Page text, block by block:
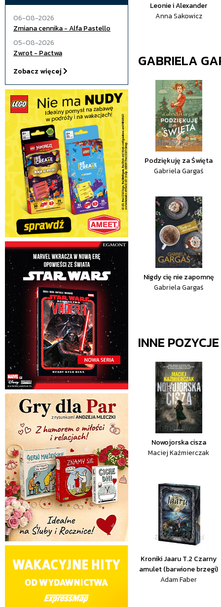
06-08-2026
Zmiana cennika - Alfa Pastello
05-08-2026
Zwrot - Pactwa
Zobacz więcej
Leonie i Alexander
Anna Sakowicz
GABRIELA
Podziękuję za Święta
Gabriela Gargaś
Nigdy cię nie zapomnę
Gabriela Gargaś
INNE
Nowojorska cisza
Maciej Kaźmierczak
Kroniki Jaaru T.2 Czarny
amulet (barwione brzegi)
Adam Faber